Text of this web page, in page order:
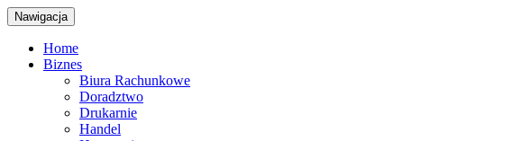
Nawigacja
Home
Biznes
Biura Rachunkowe
Doradztwo
Drukarnie
Handel